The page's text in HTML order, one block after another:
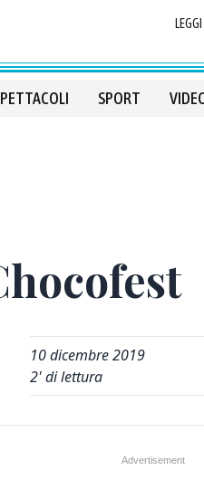
SPORT
10 dicembre 2019
2' di lettura